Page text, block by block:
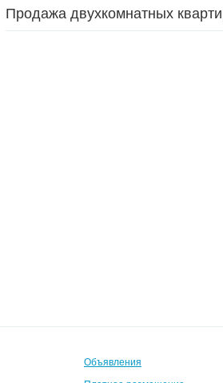
Продажа двухкомнатных
Объявления